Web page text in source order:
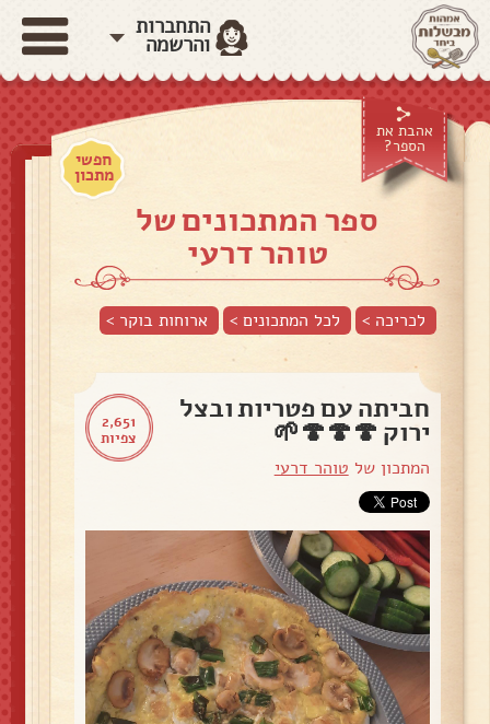
התחברות
והרשמה
אהבת את
הספר?
חפשי
מתכון
ספר המתכונים של
טוהר דרעי
לכריכה > לכל המתכונים > ארוחות בוקר >
2,651
צפיות
חביתה עם פטריות ובצל
ירוק 🍄🍄🍄🌱
המתכון של טוהר דרעי